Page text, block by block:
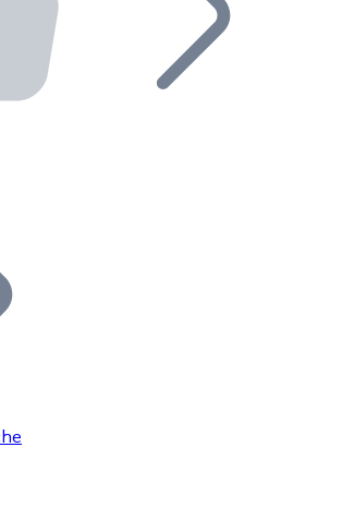
API no seu ecossistema.
rede de revendedores e comercialize
do seu projeto ao nosso serviço de